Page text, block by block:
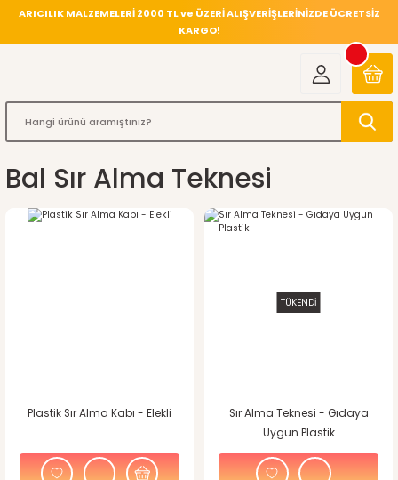
ARICILIK MALZEMELERİ 2000 TL ve ÜZERİ ALIŞVERİŞLERİNİZDE ÜCRETSİZ
KARGO!
Bal Sır Alma Teknesi
Plastik Sır Alma Kabı - Elekli
TÜKENDİ
Sır Alma Teknesi - Gıdaya
Uygun Plastik